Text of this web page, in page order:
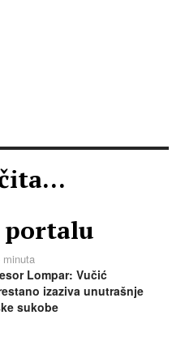
portalu
minuta
Lompar: Vučić
izaziva unutrašnje
sukobe